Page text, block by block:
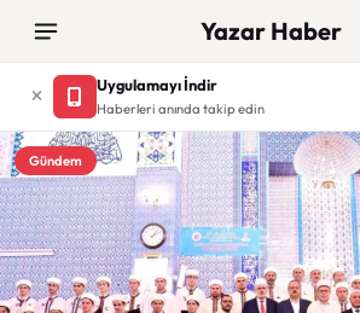
Yazar Haber
Uygulamayı İndir
Haberleri anında takip edin
Gündem